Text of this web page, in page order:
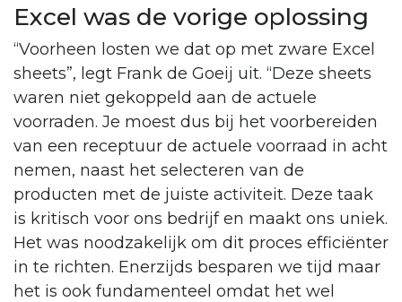
Excel was de vorige oplossing
“Voorheen losten we dat op met zware Excel
sheets”, legt Frank de Goeij uit. “Deze sheets
waren niet gekoppeld aan de actuele
voorraden. Je moest dus bij het voorbereiden
van een receptuur de actuele voorraad in acht
nemen, naast het selecteren van de
producten met de juiste activiteit. Deze taak
is kritisch voor ons bedrijf en maakt ons uniek.
Het was noodzakelijk om dit proces efficiënter
in te richten. Enerzijds besparen we tijd maar
het is ook fundamenteel omdat het wel